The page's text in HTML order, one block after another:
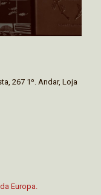
267 1º. Andar, Loja
Europa.